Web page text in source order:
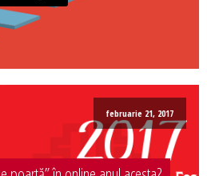
februarie 21, 2017